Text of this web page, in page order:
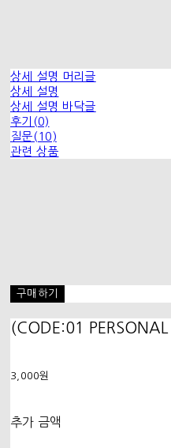
상세 설명 머리글
상세 설명
상세 설명 바닥글
후기(0)
질문(10)
관련 상품
구매하기
(CODE:01
3,000원
추가 금액